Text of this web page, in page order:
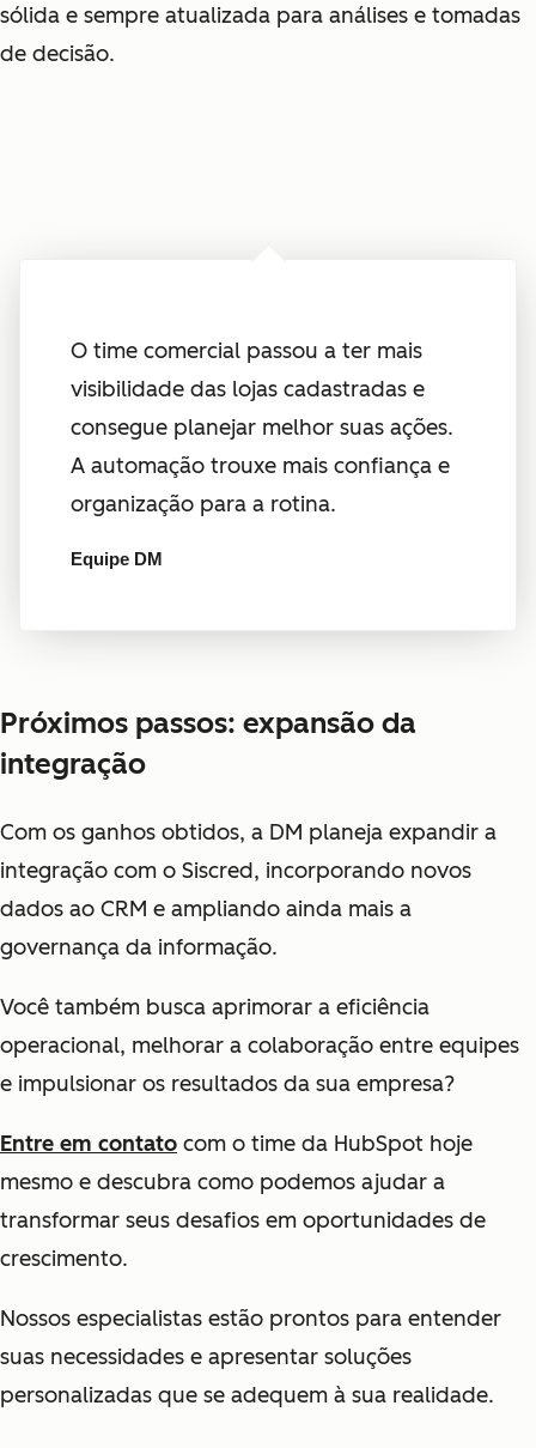
sólida e sempre atualizada para análises e tomadas
de decisão.
O time comercial passou a ter mais
visibilidade das lojas cadastradas e
consegue planejar melhor suas ações.
A automação trouxe mais confiança e
organização para a rotina.
Equipe DM
Próximos passos: expansão da
integração
Com os ganhos obtidos, a DM planeja expandir a
integração com o Siscred, incorporando novos
dados ao CRM e ampliando ainda mais a
governança da informação.
Você também busca aprimorar a eficiência
operacional, melhorar a colaboração entre equipes
e impulsionar os resultados da sua empresa?
Entre em contato com o time da HubSpot hoje
mesmo e descubra como podemos ajudar a
transformar seus desafios em oportunidades de
crescimento.
Nossos especialistas estão prontos para entender
suas necessidades e apresentar soluções
personalizadas que se adequem à sua realidade.